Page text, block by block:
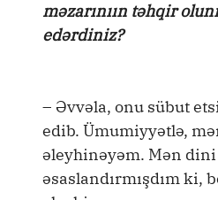
məzarınıın təhqir
edərdiniz?
– Əvvəla, onu sübut
edib. Ümumiyyətlə,
əleyhinəyəm. Mən dini
əsaslandırmışdım ki,